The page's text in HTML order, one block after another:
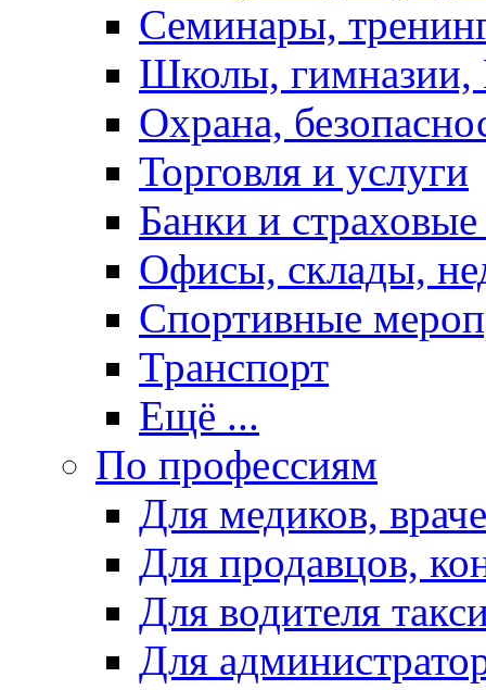
Семинары,
Школы,
Охрана,
Торговля и услуги
Банки и
Офисы, склады,
Спортивные
Транспорт
Ещё ...
По профессиям
Для медиков,
Для продавцов,
Для водителя
Для